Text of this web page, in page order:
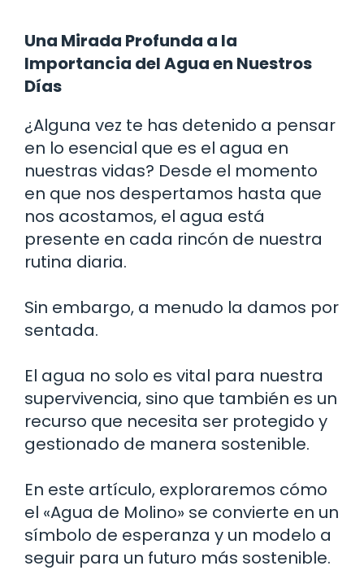
Una Mirada Profunda a la
Importancia del Agua en Nuestros
Días
¿Alguna vez te has detenido a pensar
en lo esencial que es el agua en
nuestras vidas? Desde el momento
en que nos despertamos hasta que
nos acostamos, el agua está
presente en cada rincón de nuestra
rutina diaria.
Sin embargo, a menudo la damos por
sentada.
El agua no solo es vital para nuestra
supervivencia, sino que también es un
recurso que necesita ser protegido y
gestionado de manera sostenible.
En este artículo, exploraremos cómo
el «Agua de Molino» se convierte en un
símbolo de esperanza y un modelo a
seguir para un futuro más sostenible.